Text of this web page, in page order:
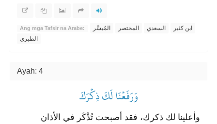
Ang mga Tafsir na Arabe: المُيسَّر المختصر السعدي
ابن كثير
الطبري
Ayah: 4
وَرَفَعۡنَا لَكَ ذِكۡرَكَ
وأعلينا لك ذكرك، فقد أصبحت تُذْكَر في الأذان